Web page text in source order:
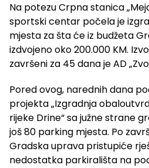
Na potezu Crpna stanica
sportski centar počela je
mjesta za šta će iz budžeta
izdvojeno oko 200.000 KM.
završeni za 45 dana je AD
Pored ovog, narednih dana
projekta „Izgradnja
rijeke Drine“ sa južne strane
još 80 parking mjesta. Po
Gradska uprava pristupiće
nedostatka parkirališta na